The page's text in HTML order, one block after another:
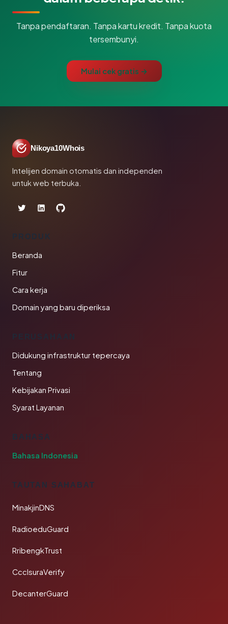
Tanpa pendaftaran. Tanpa kartu kredit. Tanpa kuota
tersembunyi.
Mulai cek gratis →
Nikoya10Whois
Intelijen domain otomatis dan independen
untuk web terbuka.
PRODUK
Beranda
Fitur
Cara kerja
Domain yang baru diperiksa
PERUSAHAAN
Didukung infrastruktur tepercaya
Tentang
Kebijakan Privasi
Syarat Layanan
BAHASA
Bahasa Indonesia
TAUTAN SAHABAT
MinakjinDNS
RadioeduGuard
RribengkTrust
CcclsuraVerify
DecanterGuard